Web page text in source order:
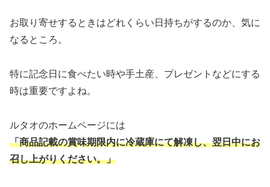
お取り寄せするときはどれくらい日持ちがするのか、気に
なるところ。
特に記念日に食べたい時や手土産、プレゼントなどにする
時は重要ですよね。
ルタオのホームページには
「商品記載の賞味期限内に冷蔵庫にて解凍し、翌日中にお
召し上がりください。」